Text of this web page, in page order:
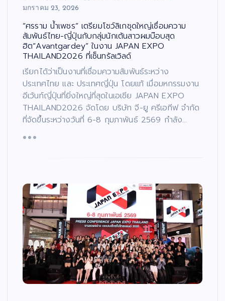
มกราคม 23, 2026
“ศรราม น้ำเพชร” เตรียมโชว์ลิเกชุดใหญ่เชื่อมความ
สัมพันธ์ไทย-ญี่ปุ่นกับกลุ่มนักเต้นสาวผมบ๊อบสุด
ฮิต“Avantgardey” ในงาน JAPAN EXPO
THAILAND2026 ที่เซ็นทรัลเวิลด์
เรียกได้ว่าเป็นงานที่เชื่อมความสัมพันธ์ระหว่าง
ประเทศไทย และ ประเทศญี่ปุ่น โดยแท้ เมื่อมหกรรมงาน
อีเว้นท์ญี่ปุ่นที่ยิ่งใหญ่ที่สุดในเอเชีย JAPAN EXPO
THAILAND2026 จัดโดย บริษัท จี-ยู ครีเอทีฟ จำกัด
ที่จัดขึ้นระหว่างวันที่ 6-8 กุมภาพันธ์ 2569 กำลัง…